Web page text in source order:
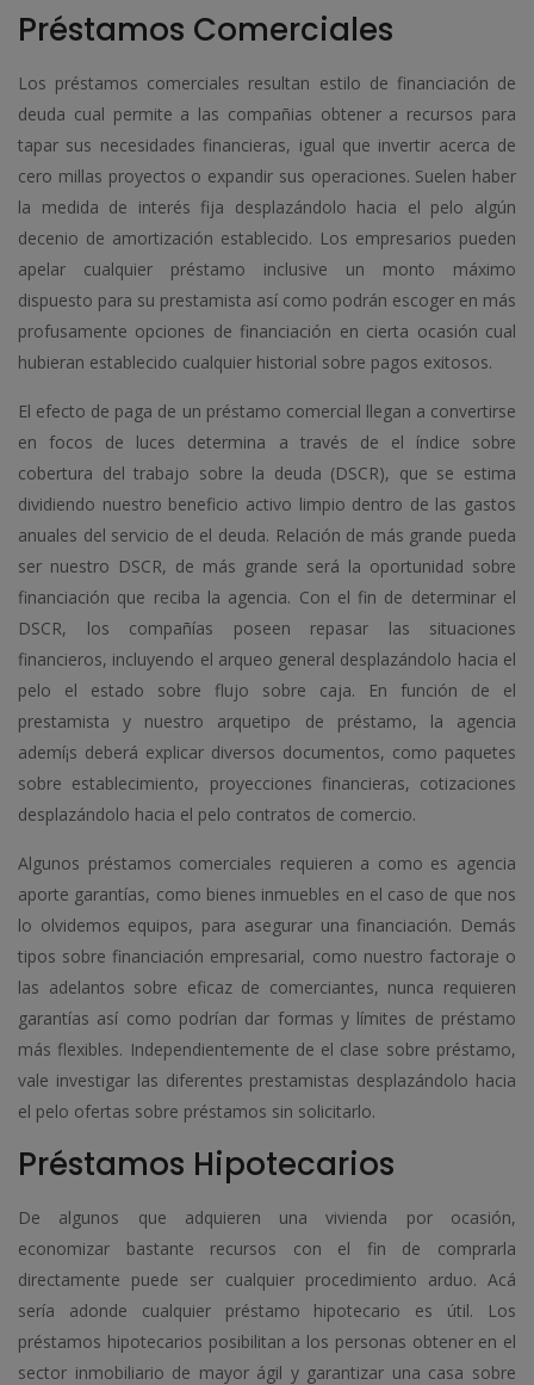
Préstamos Comerciales
Los préstamos comerciales resultan estilo de financiación de
deuda cual permite a las compañias obtener a recursos para
tapar sus necesidades financieras, igual que invertir acerca de
cero millas proyectos o expandir sus operaciones. Suelen haber
la medida de interés fija desplazándolo hacia el pelo algún
decenio de amortización establecido. Los empresarios pueden
apelar cualquier préstamo inclusive un monto máximo
dispuesto para su prestamista así­ como podrán escoger en más
profusamente opciones de financiación en cierta ocasión cual
hubieran establecido cualquier historial sobre pagos exitosos.
El efecto de paga de un préstamo comercial llegan a convertirse
en focos de luces determina a través de el índice sobre
cobertura del trabajo sobre la deuda (DSCR), que se estima
dividiendo nuestro beneficio activo limpio dentro de las gastos
anuales del servicio de el deuda. Relación de más grande pueda
ser nuestro DSCR, de más grande será la oportunidad sobre
financiación que reciba la agencia. Con el fin de determinar el
DSCR, los compañías poseen repasar las situaciones
financieros, incluyendo el arqueo general desplazándolo hacia el
pelo el estado sobre flujo sobre caja. En función de el
prestamista y nuestro arquetipo de préstamo, la agencia
ademí¡s deberá explicar diversos documentos, como paquetes
sobre establecimiento, proyecciones financieras, cotizaciones
desplazándolo hacia el pelo contratos de comercio.
Algunos préstamos comerciales requieren a como es agencia
aporte garantías, como bienes inmuebles en el caso de que nos
lo olvidemos equipos, para asegurar una financiación. Demás
tipos sobre financiación empresarial, como nuestro factoraje o
las adelantos sobre eficaz de comerciantes, nunca requieren
garantías así­ como podrían dar formas y límites de préstamo
más flexibles. Independientemente de el clase sobre préstamo,
vale investigar las diferentes prestamistas desplazándolo hacia
el pelo ofertas sobre préstamos sin solicitarlo.
Préstamos Hipotecarios
De algunos que adquieren una vivienda por ocasión,
economizar bastante recursos con el fin de comprarla
directamente puede ser cualquier procedimiento arduo. Acá
serí­a adonde cualquier préstamo hipotecario es útil. Los
préstamos hipotecarios posibilitan a los personas obtener en el
sector inmobiliario de mayor ágil y garantizar una casa sobre